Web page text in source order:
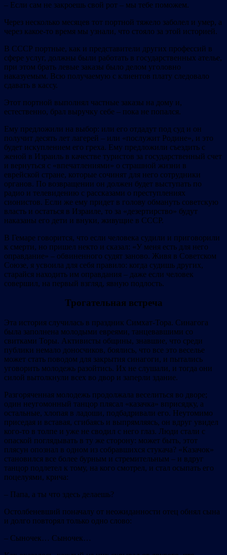
– Если сам не закроешь свой рот – мы тебе поможем.
Через несколько месяцев тот портной тяжело заболел и умер, а
через какое‐то время мы узнали, что стояло за этой историей.
В СССР портные, как и представители других профессий в
сфере услуг, должны были работать в государственных ателье,
при этом брать левые заказы было делом уголовно
наказуемым. Всю получаемую с клиентов плату следовало
сдавать в кассу.
Этот портной выполнял частные заказы на дому и,
естественно, брал выручку себе – пока не попался.
Ему предложили на выбор: или его отдадут под суд и он
получит десять лет лагерей – или «послужит Родине», и это
будет искуплением его греха. Ему предложили съездить с
женой в Израиль в качестве туристов за государственный счет
и вернуться с «впечатлениями» о страшной жизни в
еврейской стране, которые сочинят для него сотрудники
органов. По возвращении он должен будет выступать по
радио и телевидению с рассказами о преступлениях
сионистов. Если же ему придет в голову обмануть советскую
власть и остаться в Израиле, то за «дезертирство» будут
наказаны его дети и внуки, живущие в СССР.
В Гемаре говорится, что если человека судили и приговорили
к смерти, но пришел некто и сказал: «У меня есть для него
оправдание» – обвиненного судят заново. Живя в Советском
Союзе, я усвоила для себя правило: когда судишь других,
старайся находить им оправдания – даже если человек
совершил, на первый взгляд, явную подлость.
Трогательная встреча
Эта история случилась в праздник Симхат‐Тора. Синагога
была заполнена молодыми евреями, танцевавшими со
свитками Торы. Активисты общины, знавшие, что среди
публики немало доносчиков, боялись, что все это веселье
может стать поводом для закрытия синагоги, и пытались
уговорить молодежь разойтись. Их не слушали, и тогда они
силой вытолкнули всех во двор и заперли здание.
Разгоряченная молодежь продолжала веселиться во дворе;
один неугомонный танцор плясал «казачка» вприсядку, а
остальные, хлопая в ладоши, подбадривали его. Неутомимо
приседая и вставая, сгибаясь и выпрямляясь, он вдруг увидел
кого‐то в толпе и уже не сводил с него глаз. Люди стали с
опаской поглядывать в ту же сторону: может быть, этот
плясун опознал в одном из собравшихся стукача? «Казачок»
становился все более бурным и стремительным – и вдруг
танцор подлетел к тому, на кого смотрел, и стал осыпать его
поцелуями, крича:
– Папа, а ты что здесь делаешь?
Остолбеневший поначалу от неожиданности отец обнял сына
и долго повторял только одно слово:
– Сыночек… Сыночек…